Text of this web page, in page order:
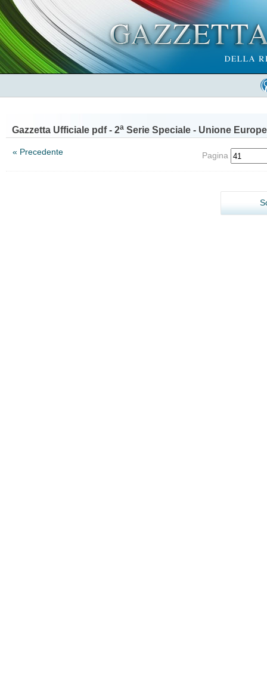
Gazzetta Ufficiale pdf - 2a Serie Speciale - Unione
« Precedente Pagina